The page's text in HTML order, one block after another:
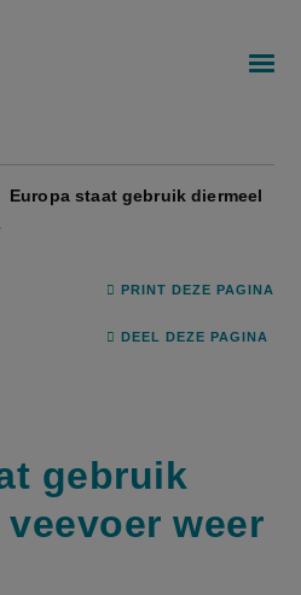
Europa staat gebruik diermeel
PRINT DEZE PAGINA
DEEL DEZE PAGINA
gebruik
weer